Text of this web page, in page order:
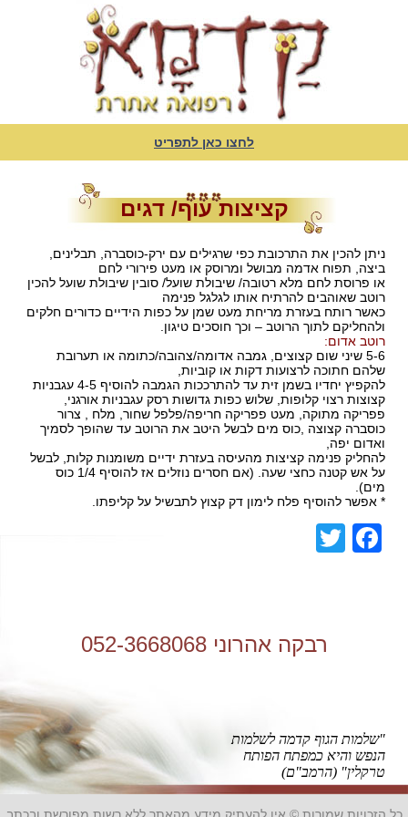
לחצו כאן לתפריט
קציצות עוף/ דגים
ניתן להכין את התרכובת כפי שרגילים עם ירק-כוסברה, תבלינים,
ביצה, תפוח אדמה מבושל ומרוסק או מעט פירורי לחם
או פרוסת לחם מלא רטובה/ שיבולת שועל/ סובין שיבולת שועל להכין
רוטב שאוהבים להרתיח אותו לגלגל פנימה
כאשר רותח בעזרת מריחת מעט שמן על כפות הידיים כדורים חלקים
ולהחליקם לתוך הרוטב – וכך חוסכים טיגון.
רוטב אדום:
5-6 שיני שום קצוצים, גמבה אדומה/צהובה/כתומה או תערובת
שלהם חתוכה לרצועות דקות או קוביות,
להקפיץ יחדיו בשמן זית עד להתרככות הגמבה להוסיף 4-5 עגבניות
קצוצות רצוי קלופות, שלוש כפות גדושות רסק עגבניות אורגני,
פפריקה מתוקה, מעט פפריקה חריפה/פלפל שחור, מלח , צרור
כוסברה קצוצה ,כוס מים לבשל היטב את הרוטב עד שהופך לסמיך
ואדום יפה,
להחליק פנימה קציצות מהעיסה בעזרת ידיים משומנות קלות, לבשל
על אש קטנה כחצי שעה. (אם חסרים נוזלים אז להוסיף 1/4 כוס
מים).
* אפשר להוסיף פלח לימון דק קצוץ לתבשיל על קליפתו.
Facebook
רבקה אהרוני 052-3668068
"שלמות הגוף קדמה לשלמות
הנפש והיא כמפתח הפותח
טרקלין" (הרמב"ם)